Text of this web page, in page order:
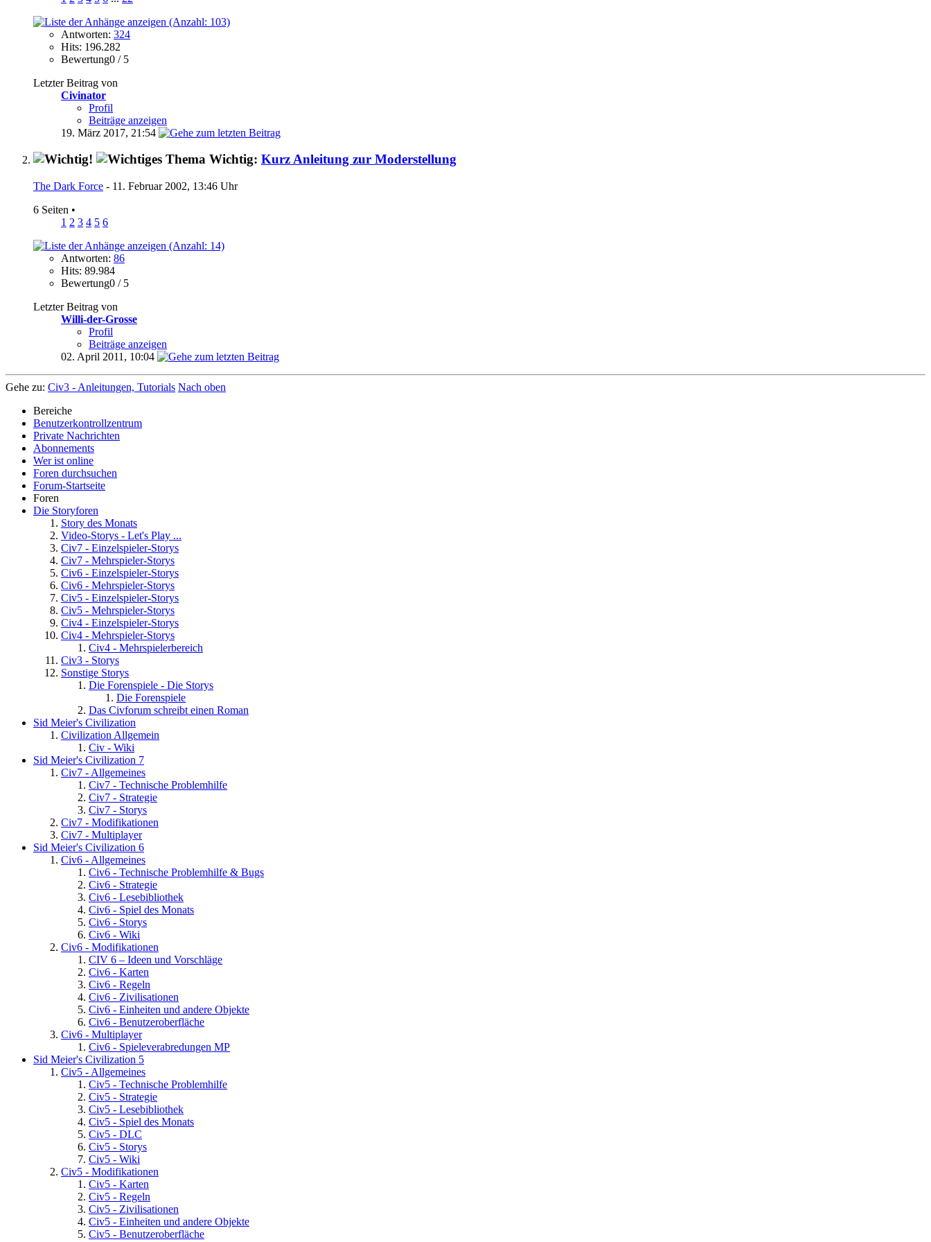
Antworten: 324
Hits: 196.282
Bewertung0 / 5
Letzter Beitrag von
Civinator
Profil
Beiträge anzeigen
19. März 2017, 21:54
Wichtig: Kurz Anleitung zur Moderstellung
The Dark Force - 11. Februar 2002, 13:46 Uhr
6 Seiten •
1 2 3 4 5 6
Antworten: 86
Hits: 89.984
Bewertung0 / 5
Letzter Beitrag von
Willi-der-Grosse
Profil
Beiträge anzeigen
02. April 2011, 10:04
Gehe zu: Civ3 - Anleitungen, Tutorials Nach oben
Bereiche
Benutzerkontrollzentrum
Private Nachrichten
Abonnements
Wer ist online
Foren durchsuchen
Forum-Startseite
Foren
Die Storyforen
Story des Monats
Video-Storys - Let's Play ...
Civ7 - Einzelspieler-Storys
Civ7 - Mehrspieler-Storys
Civ6 - Einzelspieler-Storys
Civ6 - Mehrspieler-Storys
Civ5 - Einzelspieler-Storys
Civ5 - Mehrspieler-Storys
Civ4 - Einzelspieler-Storys
Civ4 - Mehrspieler-Storys
Civ4 - Mehrspielerbereich
Civ3 - Storys
Sonstige Storys
Die Forenspiele - Die Storys
Die Forenspiele
Das Civforum schreibt einen Roman
Sid Meier's Civilization
Civilization Allgemein
Civ - Wiki
Sid Meier's Civilization 7
Civ7 - Allgemeines
Civ7 - Technische Problemhilfe
Civ7 - Strategie
Civ7 - Storys
Civ7 - Modifikationen
Civ7 - Multiplayer
Sid Meier's Civilization 6
Civ6 - Allgemeines
Civ6 - Technische Problemhilfe & Bugs
Civ6 - Strategie
Civ6 - Lesebibliothek
Civ6 - Spiel des Monats
Civ6 - Storys
Civ6 - Wiki
Civ6 - Modifikationen
CIV 6 – Ideen und Vorschläge
Civ6 - Karten
Civ6 - Regeln
Civ6 - Zivilisationen
Civ6 - Einheiten und andere Objekte
Civ6 - Benutzeroberfläche
Civ6 - Multiplayer
Civ6 - Spieleverabredungen MP
Sid Meier's Civilization 5
Civ5 - Allgemeines
Civ5 - Technische Problemhilfe
Civ5 - Strategie
Civ5 - Lesebibliothek
Civ5 - Spiel des Monats
Civ5 - DLC
Civ5 - Storys
Civ5 - Wiki
Civ5 - Modifikationen
Civ5 - Karten
Civ5 - Regeln
Civ5 - Zivilisationen
Civ5 - Einheiten und andere Objekte
Civ5 - Benutzeroberfläche